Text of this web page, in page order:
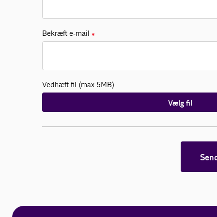
Bekræft e-mail ✱
Vedhæft fil (max 5MB)
Vælg fil
Send